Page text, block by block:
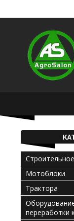
Мотоблоки
Трактора
переработки